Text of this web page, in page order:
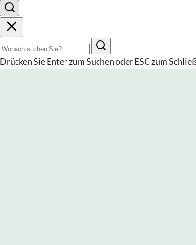
Suchbegriff
Drücken SieEnterzum Suchen oderESCzum